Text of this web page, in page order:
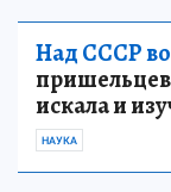
Над СССР
искала и
НАУКА